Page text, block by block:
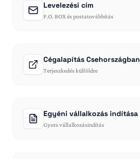
Levelezési cím
P.O. BOX és postatovábbítás
Cégalapítás Csehországban
Terjeszkedés külföldre
Egyéni vállalkozás indítása
Gyors vállalkozásindítás